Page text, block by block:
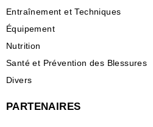
Entraînement et Techniques
Équipement
Nutrition
Santé et Prévention des Blessures
Divers
PARTENAIRES